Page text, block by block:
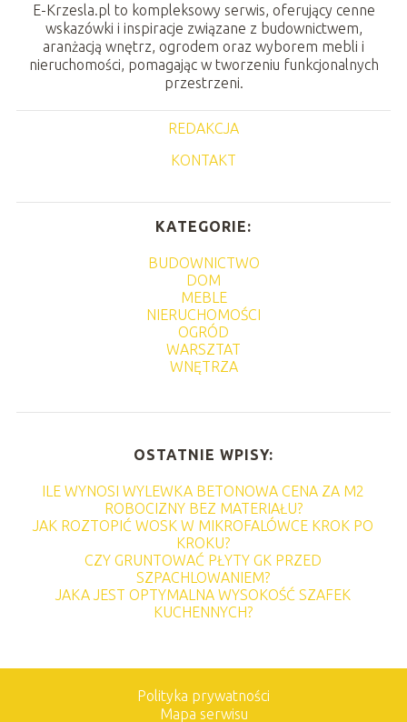
E-Krzesla.pl to kompleksowy serwis, oferujący cenne
wskazówki i inspiracje związane z budownictwem,
aranżacją wnętrz, ogrodem oraz wyborem mebli i
nieruchomości, pomagając w tworzeniu funkcjonalnych
przestrzeni.
REDAKCJA
KONTAKT
KATEGORIE:
BUDOWNICTWO
DOM
MEBLE
NIERUCHOMOŚCI
OGRÓD
WARSZTAT
WNĘTRZA
OSTATNIE WPISY:
ILE WYNOSI WYLEWKA BETONOWA CENA ZA M2
ROBOCIZNY BEZ MATERIAŁU?
JAK ROZTOPIĆ WOSK W MIKROFALÓWCE KROK PO
KROKU?
CZY GRUNTOWAĆ PŁYTY GK PRZED
SZPACHLOWANIEM?
JAKA JEST OPTYMALNA WYSOKOŚĆ SZAFEK
KUCHENNYCH?
Polityka prywatności
Mapa serwisu